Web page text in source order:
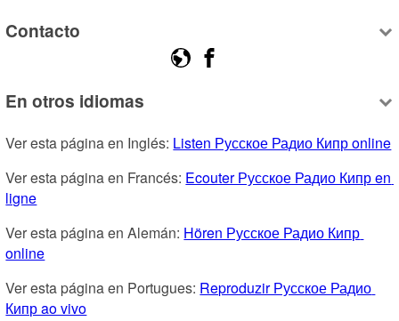
Contacto
En otros idiomas
Ver esta página en Inglés: Listen Русское Радио Кипр online
Ver esta página en Francés: Ecouter Русское Радио Кипр en
ligne
Ver esta página en Alemán: Hören Русское Радио Кипр
online
Ver esta página en Portugues: Reproduzir Русское Радио
Кипр ao vivo